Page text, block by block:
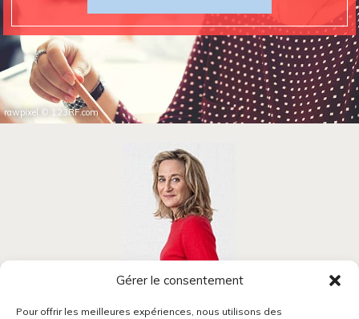
Gérer le consentement
Pour offrir les meilleures expériences, nous utilisons des
rawpixel © 123RF.com
Blandine Mansion